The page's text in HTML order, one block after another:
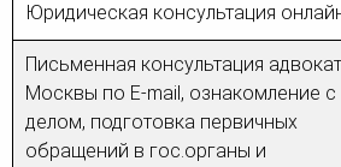
Юридическая консультация
Письменная консультация
Москвы по E-mail, ознакомление с
делом, подготовка первичных
обращений в гос.органы и